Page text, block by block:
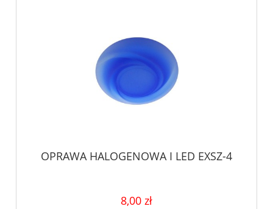
OPRAWA HALOGENOWA I LED EXSZ-4
8,00 zł